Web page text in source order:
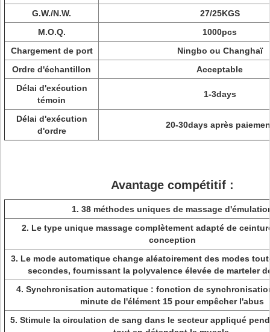
G.W./N.W.
27/25KGS
M.O.Q.
1000pcs
Chargement de port
Ningbo ou Changhaï
Ordre d'échantillon
Acceptable
Délai d'exécution
témoin
1-3days
Délai d'exécution
d'ordre
20-30days après
Avantage compétitif :
1. 38 méthodes uniques de massage
2. Le type unique massage complètement adapté de
conception
3. Le mode automatique change aléatoirement des modes
secondes, fournissant la polyvalence élevée de marteler
4. Synchronisation automatique : fonction de
minute de l'élément 15 pour empêcher l'abus
5. Stimule la circulation de sang dans le secteur appliqué